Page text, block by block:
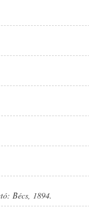
Bécs, 1894.